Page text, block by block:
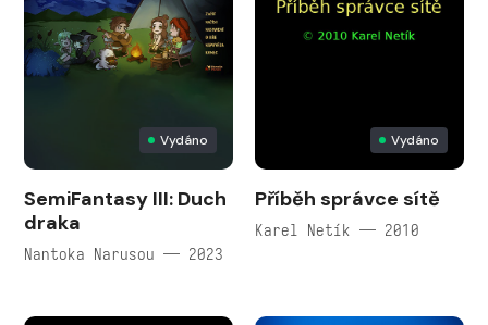
Vydáno
SemiFantasy III: Duch
draka
Nantoka Narusou — 2023
Vydáno
Příběh správce sítě
Karel Netík — 2010